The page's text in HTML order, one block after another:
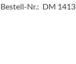
Bestell-Nr.: DM 1413